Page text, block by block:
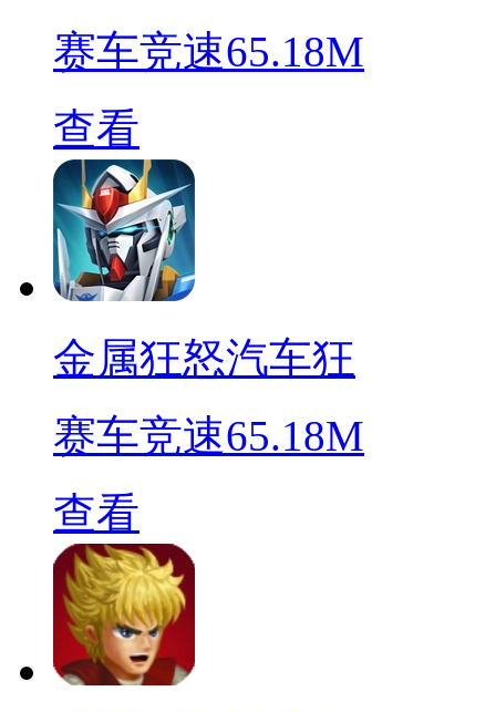
赛车竞速65.18M
查看
金属狂怒汽车狂
赛车竞速65.18M
查看